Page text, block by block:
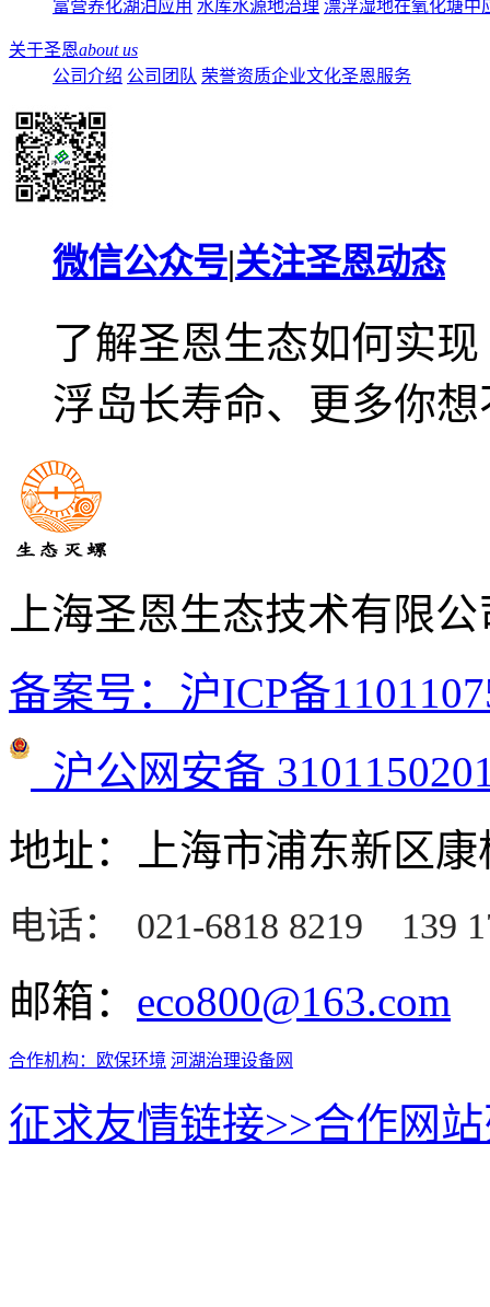
富营养化湖泊应用 水库水源地治理 漂浮湿地在氧化塘中
关于圣恩about us
公司介绍 公司团队 荣誉资质企业文化圣恩服务
微信公众号|关注圣恩动态
了解圣恩生态如何实现
浮岛长寿命、更多你
上海圣恩生态技术有限
备案号：沪ICP备
沪公网安备
地址：上海市浦东新区康
电话： 021-6818 8219 139
邮箱： eco800@163.com
合作机构： 欧保环境 河湖治理设备网
征求友情链接>>合作网